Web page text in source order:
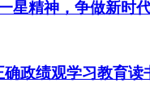
星精神，争做新时
政绩观学习教育读